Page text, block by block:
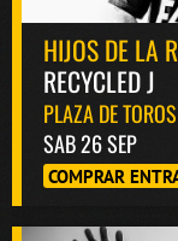
HIJOS DE LA
RECYCLED J
PLAZA DE TOROS
SAB 26 SEP
COMPRAR